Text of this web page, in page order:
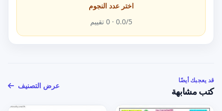
اختر عدد النجوم
0.0/5 ·
0 تقييم
قد يعجبك أيضًا
كتب مشابهة
عرض التصنيف